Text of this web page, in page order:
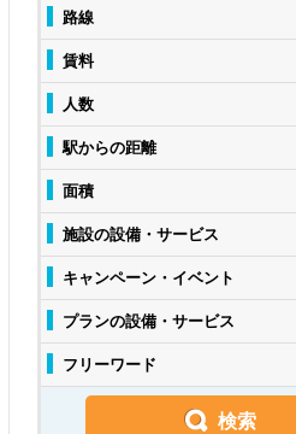
スを展開する施設も増えてきています。
模な開発が行われてきました。現在で
が期待されているエリアです。銀座ブラ
いかがでしょうか？
路線
賃料
人数
駅からの距離
面積
施設の設備・サービス
キャンペーン・イベント
プランの設備・サービス
フリーワード